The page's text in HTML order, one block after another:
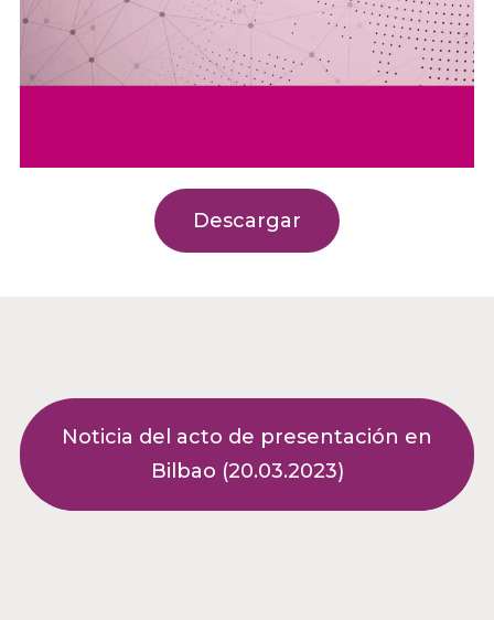
Descargar
Noticia del acto de presentación en
Bilbao (20.03.2023)